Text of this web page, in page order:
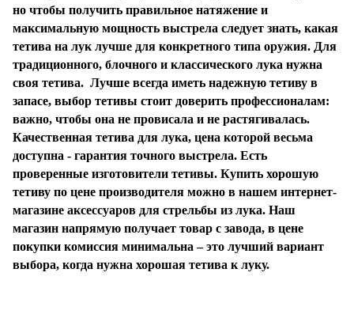
но чтобы получить правильное натяжение и
максимальную мощность выстрела следует знать, какая
тетива на лук лучше для конкретного типа оружия. Для
традиционного, блочного и классического лука нужна
своя тетива. Лучше всегда иметь надежную тетиву в
запасе, выбор тетивы стоит доверить профессионалам:
важно, чтобы она не провисала и не растягивалась.
Качественная тетива для лука, цена которой весьма
доступна - гарантия точного выстрела. Есть
проверенные изготовители тетивы. Купить хорошую
тетиву по цене производителя можно в нашем интернет-
магазине аксессуаров для стрельбы из лука. Наш
магазин напрямую получает товар с завода, в цене
покупки комиссия минимальна – это лучший вариант
выбора, когда нужна хорошая тетива к луку.